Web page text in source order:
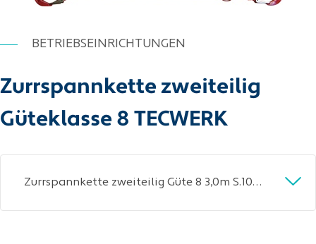
BETRIEBSEINRICHTUNGEN
Zurrspannkette zweiteilig
Güteklasse 8 TECWERK
Zurrspannkette zweiteilig Güte 8 3,0m S.10mm Zugkr.6300 daN 1575 daN TECWERK